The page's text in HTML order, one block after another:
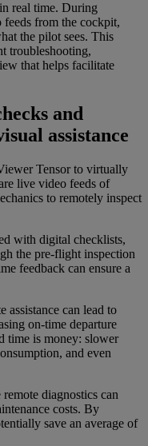
real time. During
feeds from the cockpit,
the pilot sees. This
troubleshooting,
that helps facilitate
and
assistance
Tensor to virtually
live video feeds of
to remotely inspect
with digital checklists,
the pre-flight inspection
feedback can ensure a
assistance can lead to
on-time departure
time is money: slower
and even
diagnostics can
costs. By
save an average of